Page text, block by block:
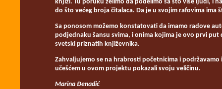
knjizi. Tu poruku želimo da podelimo sa što više ljudi, i
do što većeg broja čitalaca. Da je u svojim rafovima ima
Sa ponosom možemo konstatovati da imamo radove
podjednaku šansu svima, i onima kojima je ovo prvi
svetski priznatih književnika.
Zahvaljujemo se na hrabrosti početnicima i
učešćem u ovom projektu pokazali svoju veličinu.
Marina Đenadić